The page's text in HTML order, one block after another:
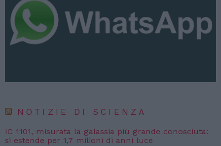
NOTIZIE DI SCIENZA
IC 1101, misurata la galassia più grande conosciuta:
si estende per 1,7 milioni di anni luce